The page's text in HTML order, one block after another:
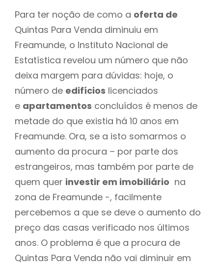
Para ter noção de como a oferta de
Quintas Para Venda diminuiu em
Freamunde, o Instituto Nacional de
Estatística revelou um número que não
deixa margem para dúvidas: hoje, o
número de edifícios licenciados
e apartamentos concluídos é menos de
metade do que existia há 10 anos em
Freamunde. Ora, se a isto somarmos o
aumento da procura – por parte dos
estrangeiros, mas também por parte de
quem quer investir em imobiliário na
zona de Freamunde -, facilmente
percebemos a que se deve o aumento do
preço das casas verificado nos últimos
anos. O problema é que a procura de
Quintas Para Venda não vai diminuir em